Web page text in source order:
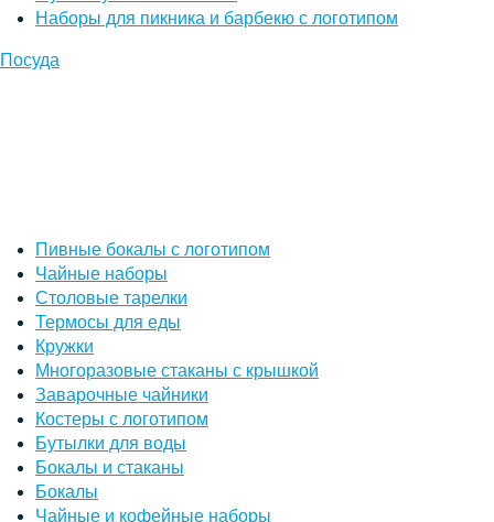
Наборы для пикника и барбекю с логотипом
Посуда
Пивные бокалы с логотипом
Чайные наборы
Столовые тарелки
Термосы для еды
Кружки
Многоразовые стаканы с крышкой
Заварочные чайники
Костеры с логотипом
Бутылки для воды
Бокалы и стаканы
Бокалы
Чайные и кофейные наборы